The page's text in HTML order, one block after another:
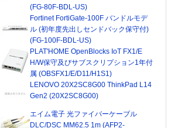
(FG-80F-BDL-US)
Fortinet FortiGate-100F バンドルモデ
ル (初年度先出しセンドバック保守付)
(FG-100F-BDL-US)
PLAT'HOME OpenBlocks IoT FX1/E
H/W保守及びサブスクリプション1年付
属 (OBSFX1/E/D11/H1S1)
LENOVO 20X2SC8G00 ThinkPad L14
Gen2 (20X2SC8G00)
エイム電子 光ファイバーケーブル
DLC/DSC MM62.5 1m (AFP2-